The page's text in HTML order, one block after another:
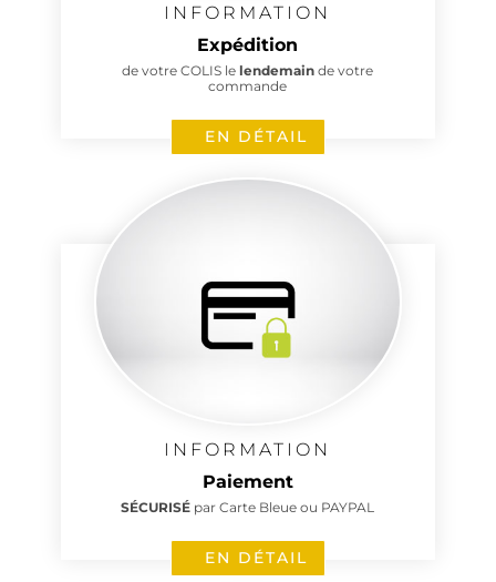
INFORMATION
Expédition
de votre COLIS lelendemainde votre
commande
EN DÉTAIL
INFORMATION
Paiement
SÉCURISÉ par Carte Bleue ou PAYPAL
EN DÉTAIL